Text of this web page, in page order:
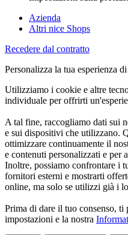
Azienda
Altri nice Shops
Recedere dal contratto
Personalizza la tua esperienza
Utilizziamo i cookie e altre
individuale per offrirti
A tal fine, raccogliamo dati sui
e sui dispositivi che utilizzano.
ottimizzare continuamente il
e contenuti personalizzati e per
Inoltre, possiamo confrontare i
fornitori esterni e mostrarti
online, ma solo se utilizzi già i
Prima di dare il tuo consenso,
impostazioni e la nostra